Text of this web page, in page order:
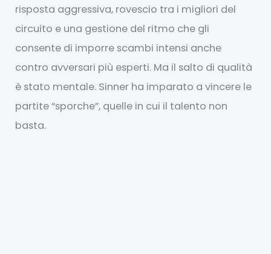
risposta aggressiva, rovescio tra i migliori del
circuito e una gestione del ritmo che gli
consente di imporre scambi intensi anche
contro avversari più esperti. Ma il salto di qualità
è stato mentale. Sinner ha imparato a vincere le
partite “sporche”, quelle in cui il talento non
basta.